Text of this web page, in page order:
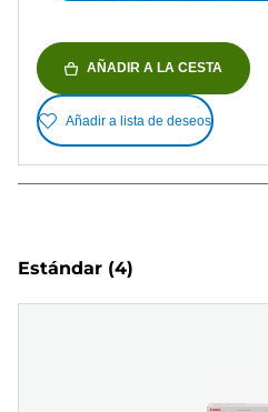
AÑADIR A LA CESTA
Añadir a lista de deseos
Estándar (4)